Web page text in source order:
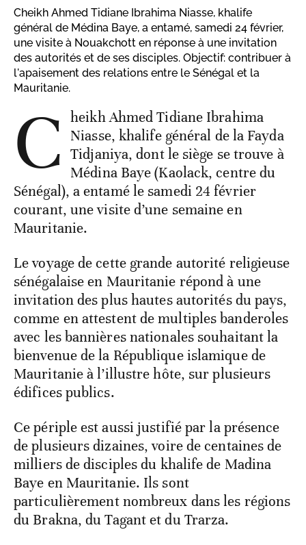
Cheikh Ahmed Tidiane Ibrahima Niasse, khalife
général de Médina Baye, a entamé, samedi 24 février,
une visite à Nouakchott en réponse à une invitation
des autorités et de ses disciples. Objectif: contribuer à
l'apaisement des relations entre le Sénégal et la
Mauritanie.
C heikh Ahmed Tidiane Ibrahima
Niasse, khalife général de la Fayda
Tidjaniya, dont le siège se trouve à
Médina Baye (Kaolack, centre du
Sénégal), a entamé le samedi 24 février
courant, une visite d’une semaine en
Mauritanie.
Le voyage de cette grande autorité religieuse
sénégalaise en Mauritanie répond à une
invitation des plus hautes autorités du pays,
comme en attestent de multiples banderoles
avec les bannières nationales souhaitant la
bienvenue de la République islamique de
Mauritanie à l’illustre hôte, sur plusieurs
édifices publics.
Ce périple est aussi justifié par la présence
de plusieurs dizaines, voire de centaines de
milliers de disciples du khalife de Madina
Baye en Mauritanie. Ils sont
particulièrement nombreux dans les régions
du Brakna, du Tagant et du Trarza.